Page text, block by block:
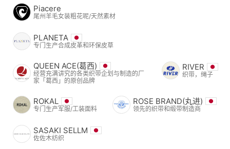
Piacere
尾州羊毛女装粗花呢/天然素材
PLANETA
专门生产合成皮革和环保皮草
QUEEN ACE(葛西)
经营充满讲究的各类织带企划与制造的厂
家「葛西」的原创品牌
RIVER
织带，绳子
ROKAL
专门生产军服/工装面料
ROSE BRAND(丸进)
领先的织带和缎带制造商
SASAKI SELLM
佐佐木纺织